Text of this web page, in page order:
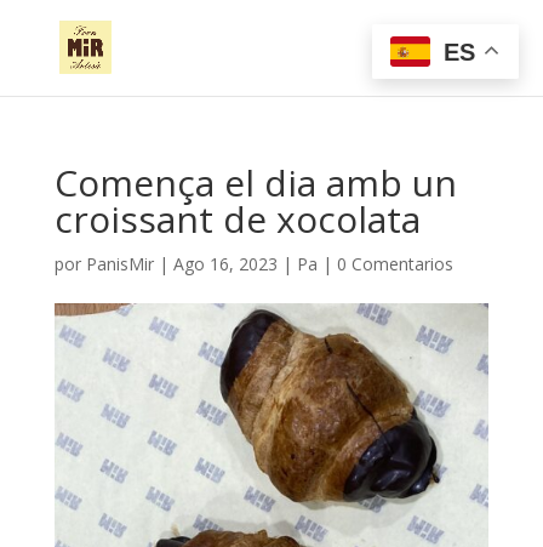
Comença el dia amb un
croissant de xocolata
por PanisMir| Ago 16, 2023 | Pa | 0 Comentarios
ES